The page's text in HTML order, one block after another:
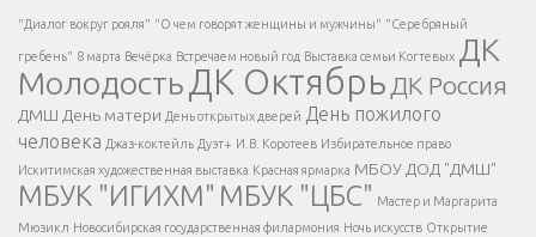
Есть вопрос?
Напишите нам
</span >
Написать
</button >
</div > </div >
"Диалог вокруг рояля" "О чем говорят женщины и мужчины" "Серебряный
гребень" 8 марта Вечёрка Встречаем новый год Выставка семьи Когтевых ДК
МолодостьДК Октябрь ДК Россия
ДМШ День матери День открытых дверей День пожилого
человека Джаз-коктейль Дуэт+ И.В. Коротеев Избирательное право
Искитимская художественная выставка Красная ярмарка МБОУ ДОД "ДМШ"
МБУК "ИГИХМ" МБУК "ЦБС" Мастер и Маргарита
Мюзикл Новосибирская государственная филармония Ночь искусств Открытие